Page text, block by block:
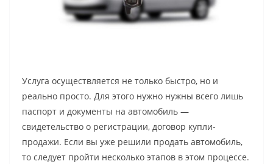
Услуга осуществляется не только быстро, но и
реально просто. Для этого нужно нужны всего лишь
паспорт и документы на автомобиль —
свидетельство о регистрации, договор купли-
продажи. Если вы уже решили продать автомобиль,
то следует пройти несколько этапов в этом процессе.